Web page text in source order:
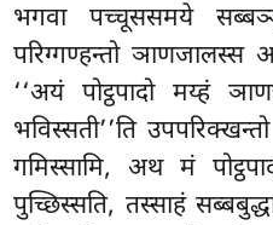
भगवा पच्चूससमये
परिग्गण्हन्तो ञाणजालस्स
‘‘अयं पोट्ठपादो मय्हं
भविस्सती’’ति
गमिस्सामि, अथ मं
पुच्छिस्सति, तस्साहं